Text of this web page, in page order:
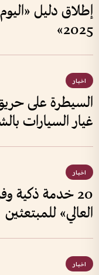
إطلاق دليل
2025»
اخبار
السيطرة على
غيار السيارات
اخبار
20 خدمة ذكية
العالي» للمبتعثين
اخبار